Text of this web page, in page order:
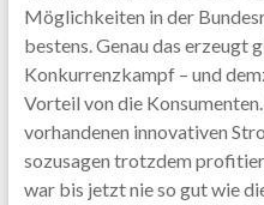
Möglichkeiten in der
bestens. Genau das erzeugt
Konkurrenzkampf – und
Vorteil von die
vorhandenen innovativen
sozusagen trotzdem
war bis jetzt nie so gut wie